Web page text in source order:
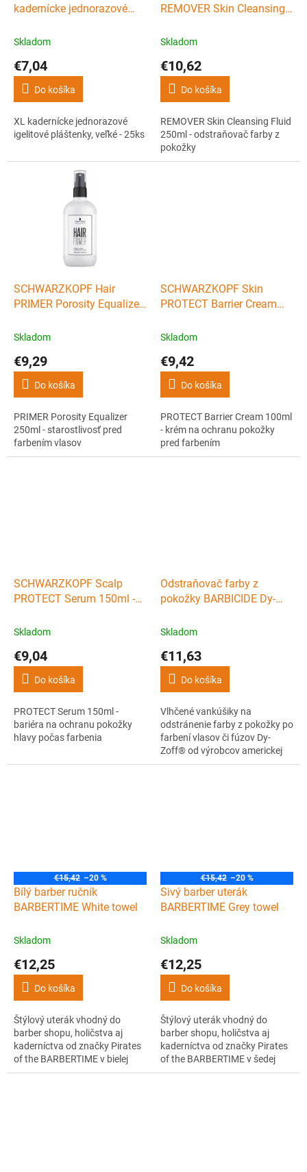
kadernícke jednorazové
25ks
Skladom
€7,04
Do košíka
XL kadernícke jednorazové
igelitové pláštenky, veľké - 25ks
REMOVER Skin Cleansing
farby z pokožky
Skladom
€10,62
Do košíka
REMOVER Skin Cleansing Fluid
250ml - odstraňovač farby z
pokožky
SCHWARZKOPF Hair
PRIMER Porosity Equalizer
farbením vlasov
Skladom
€9,29
Do košíka
PRIMER Porosity Equalizer
250ml - starostlivosť pred
farbením vlasov
SCHWARZKOPF Skin
PROTECT Barrier Cream
pokožky pred farbením
Skladom
€9,42
Do košíka
PROTECT Barrier Cream 100ml
- krém na ochranu pokožky
pred farbením
SCHWARZKOPF Scalp
PROTECT Serum 150ml -
pokožky hlavy počas
Skladom
€9,04
Do košíka
PROTECT Serum 150ml -
bariéra na ochranu pokožky
hlavy počas farbenia
Odstraňovač farby z
pokožky BARBICIDE Dy-
Skladom
€11,63
Do košíka
Vlhčené vankúšiky na
odstránenie farby z pokožky po
farbení vlasov či fúzov Dy-
Zoff® od výrobcov americkej
značky BARBICIDE sú
€15,42 –20 %
Bílý barber ručník
BARBERTIME White towel
Skladom
€12,25
Do košíka
Štýlový uterák vhodný do
barber shopu, holičstva aj
kaderníctva od značky Pirates
of the BARBERTIME v bielej
farbe. Mäkký a príjemný na
€15,42 –20 %
Sivý barber uterák
BARBERTIME Grey towel
Skladom
€12,25
Do košíka
Štýlový uterák vhodný do
barber shopu, holičstva aj
kaderníctva od značky Pirates
of the BARBERTIME v šedej
farbe. Mäkký a príjemný na